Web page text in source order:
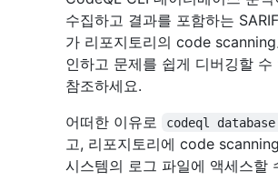
수집하고 결과를 포함하는
가 리포지토리의 code
인하고 문제를 쉽게 디버깅할
참조하세요.
어떠한 이유로
codeql
고, 리포지토리에 code
시스템의 로그 파일에 액세스할